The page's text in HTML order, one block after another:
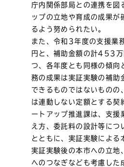
庁内関係部局との連携を図
ップの立地や育成の成果が
るよう努められたい。
また、令和3年度の支援
円と、補助金額の計453万
つ、各年度とも同様の傾向
務の成果は実証実験の補助
できるものではないものの
は連動しない定額とする契
ートアップ推進課は、支援
え方、委託料の設計等につ
とともに、実証実験による
実証実験後の本市への立地
へのつなぎなども考慮した